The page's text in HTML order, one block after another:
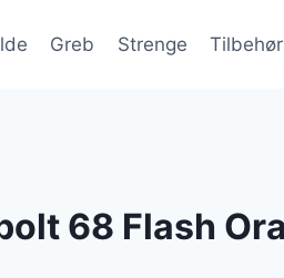
Greb Strenge Tilbehør
68 Flash